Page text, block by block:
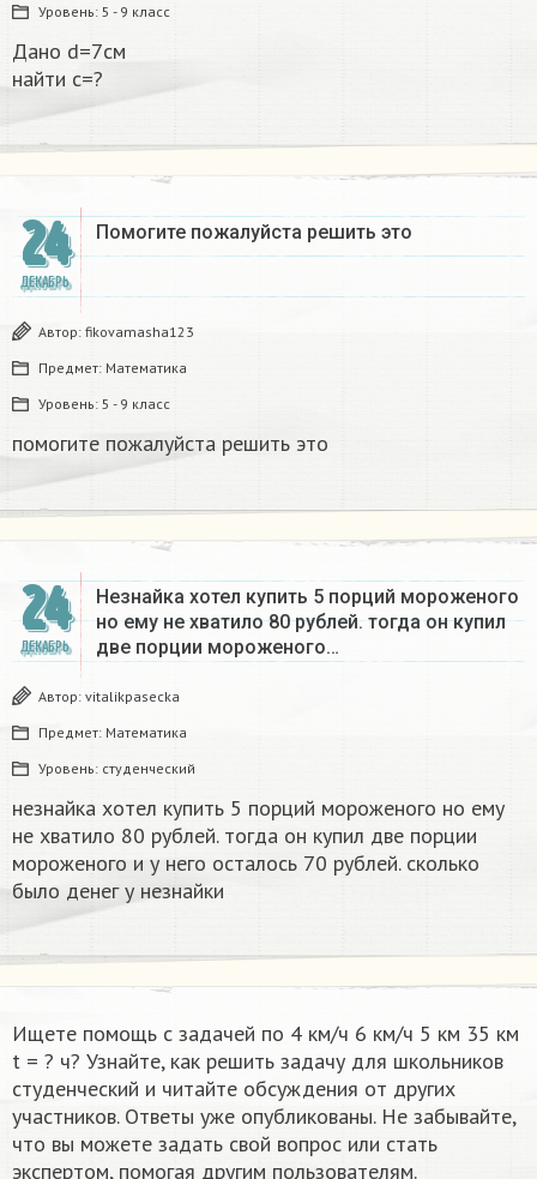
Уровень: 5 - 9 класс
Дано d=7см
найти с=?​
24
ДЕКАБРЬ
Помогите пожалуйста решить это
Автор: fikovamasha123
Предмет: Математика
Уровень: 5 - 9 класс
помогите пожалуйста решить это
24
ДЕКАБРЬ
Незнайка хотел купить 5 порций мороженого
но ему не хватило 80 рублей. тогда он купил
две порции мороженого…
Автор: vitalikpasecka
Предмет: Математика
Уровень: студенческий
незнайка хотел купить 5 порций мороженого но ему
не хватило 80 рублей. тогда он купил две порции
мороженого и у него осталось 70 рублей. сколько
было денег у незнайки
Ищете помощь с задачей по 4 км/ч 6 км/ч 5 км 35 км
t = ? ч​? Узнайте, как решить задачу для школьников
студенческий и читайте обсуждения от других
участников. Ответы уже опубликованы. Не забывайте,
что вы можете задать свой вопрос или стать
экспертом, помогая другим пользователям.